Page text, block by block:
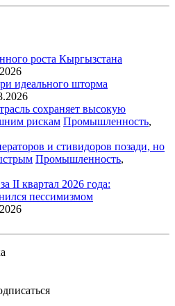
роста Кыргызстана
идеального шторма
сохраняет высокую
рискам Промышленность,
и стивидоров позади, но
Промышленность,
II квартал 2026 года:
пессимизмом